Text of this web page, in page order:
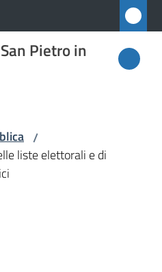
Pietro in
/
liste elettorali e di